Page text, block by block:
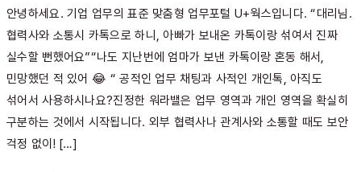
안녕하세요. 기업 업무의 표준 맞춤형 업무포털 U+웍스입니다. “대리님.
협력사와 소통시 카톡으로 하니, 아빠가 보내온 카톡이랑 섞여서 진짜
실수할 뻔했어요”“나도 지난번에 엄마가 보낸 카톡이랑 혼동 해서,
민망했던 적 있어 😂 “ 공적인 업무 채팅과 사적인 개인톡, 아직도
섞어서 사용하시나요?진정한 워라밸은 업무 영역과 개인 영역을 확실히
구분하는 것에서 시작됩니다. 외부 협력사나 관계사와 소통할 때도 보안
걱정 없이! […]